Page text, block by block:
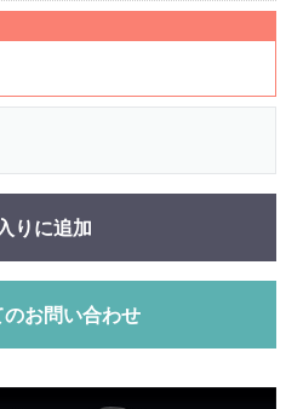
りに追加
お問い合わせ